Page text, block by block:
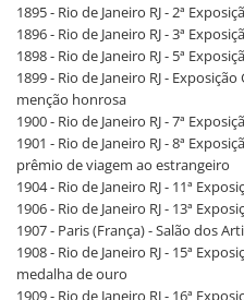
1895 - Rio de Janeiro RJ - 2ª
1896 - Rio de Janeiro RJ - 3ª
1898 - Rio de Janeiro RJ - 5ª
1899 - Rio de Janeiro RJ -
menção honrosa
1900 - Rio de Janeiro RJ - 7ª
1901 - Rio de Janeiro RJ - 8ª
prêmio de viagem ao estrangeiro
1904 - Rio de Janeiro RJ - 11ª
1906 - Rio de Janeiro RJ - 13ª
1907 - Paris (França) - Salão dos
1908 - Rio de Janeiro RJ - 15ª
medalha de ouro
1909 - Rio de Janeiro RJ - 16ª